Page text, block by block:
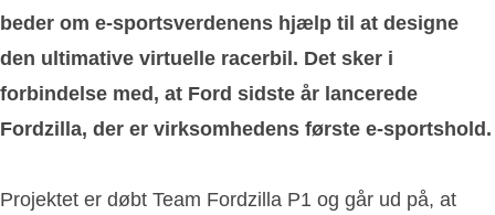
beder om e-sportsverdenens hjælp til at designe
den ultimative virtuelle racerbil. Det sker i
forbindelse med, at Ford sidste år lancerede
Fordzilla, der er virksomhedens første e-sportshold.
Projektet er døbt Team Fordzilla P1 og går ud på, at